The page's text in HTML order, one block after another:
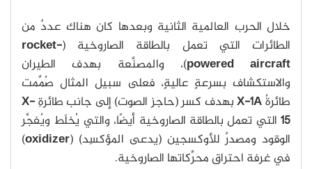
خلال الحرب العالمية الثانية وبعدها كان هناك عددٌ من
الطائرات التي تعمل بالطاقة الصاروخية (rocket-
powered aircraft)، والمصنَّعة بهدف الطيران
والاستكشاف بسرعةٍ عاليةٍ، فعلى سبيل المثال صُمِّمت
طائرةُX-1Aبهدف كسر (حاجز الصوت) إلى جانب طائرةِX-
15 التي تعمل بالطاقة الصاروخية أيضًا، والتي يُخلَط ويُفجَّر
الوقود ومصدرٌ للأوكسجين (يدعى المؤكسِد) (oxidizer
)
في غرفة احتراق محرِّكاتها الصاروخية.